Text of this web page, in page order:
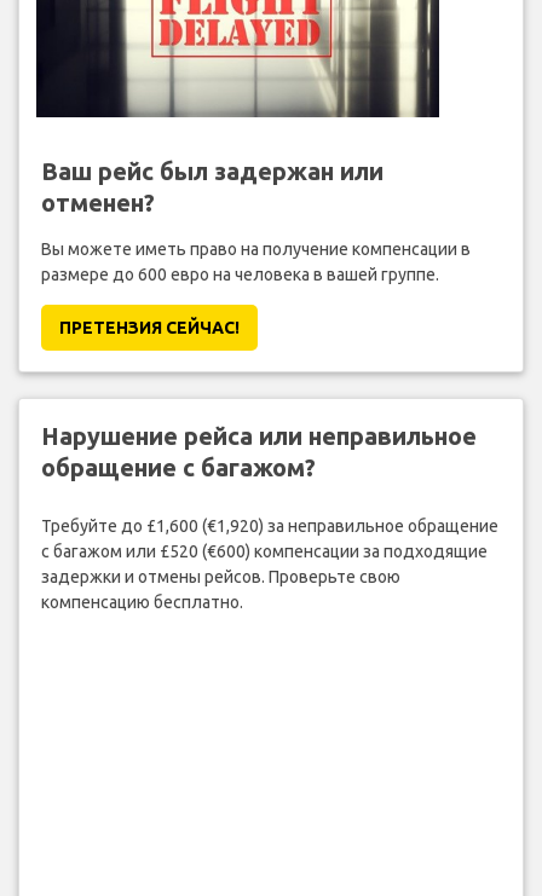
Ваш рейс был задержан или
отменен?
Вы можете иметь право на получение компенсации в
размере до 600 евро на человека в вашей группе.
ПРЕТЕНЗИЯ CЕЙЧАС!
Нарушение рейса или неправильное
обращение с багажом?
Требуйте до £1,600 (€1,920) за неправильное обращение
с багажом или £520 (€600) компенсации за подходящие
задержки и отмены рейсов. Проверьте свою
компенсацию бесплатно.